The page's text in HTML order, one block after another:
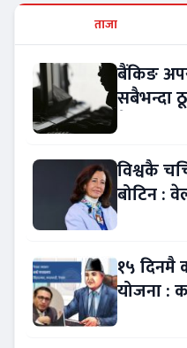
ताजा
बैंकिङ
सबैभन्दा
विश्वकै
बोटिन :
१५ दिनमै
योजना :